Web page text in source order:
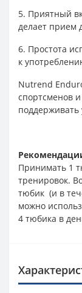
5. Приятный
делает прием
6. Простота
к
Nutrend
спортсменов
поддерживать
Принимать 1
тренировок.
тюбик (и в
можно
4 тюбика в